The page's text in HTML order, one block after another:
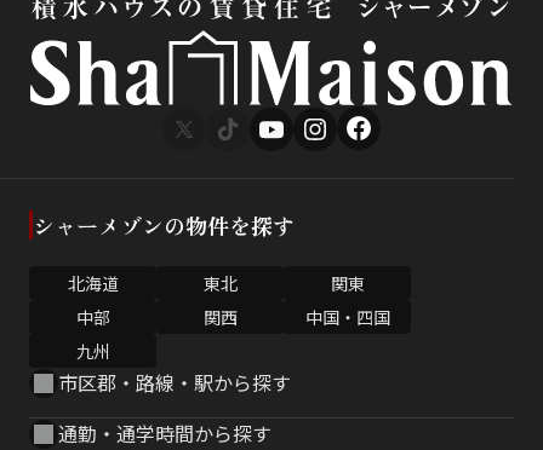
シャーメゾンの物件を探す
北海道 東北
関東
中部
関西
中国・四国
九州
市区郡・路線・駅から探す
通勤・通学時間から探す